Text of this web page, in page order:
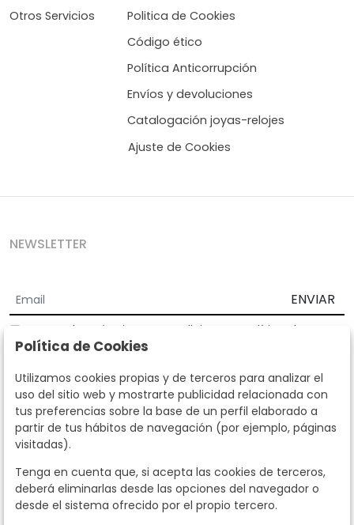
Otros Servicios
Politica de Cookies
Código ético
Política Anticorrupción
Envíos y devoluciones
Catalogación joyas-relojes
Ajuste de Cookies
NEWSLETTER
ENVIAR
Acepto los Términos y Condiciones
Política de
privacidad
Según la LOPD y disposiciones de desarrollo, informamos que sus
datos personales serán tratados por parte de Subastas Segre con la
finalidad de gestionar la relación comercial. Puede ejercitar los
derechos de acceso, rectificación, cancelación, oposición y demás
derechos en los términos establecidos en la normativa vigente
dirigiéndote a nosotros. Asimismo, nos puede solicitar el envío de
llamando al teléfono 915159584 o enviando un e-mail a
info@subastassegre.es
Este sitio está protegido por reCAPTCHA y se aplican la
Términos de servicio de Google.
Política de Cookies
Utilizamos cookies propias y de terceros para analizar el
uso del sitio web y mostrarte publicidad relacionada con
tus preferencias sobre la base de un perfil elaborado a
partir de tus hábitos de navegación (por ejemplo, páginas
visitadas).
Tenga en cuenta que, si acepta las cookies de terceros,
deberá eliminarlas desde las opciones del navegador o
desde el sistema ofrecido por el propio tercero.